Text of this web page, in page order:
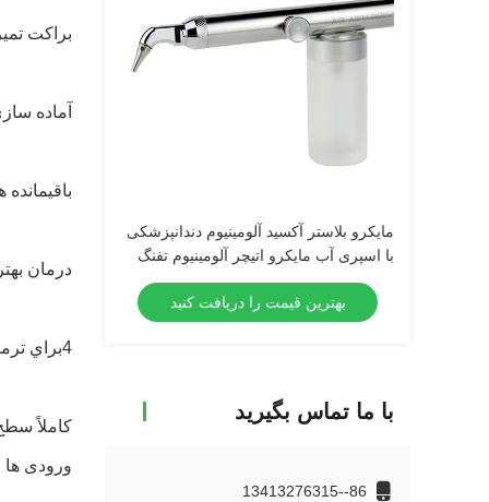
مایکرو بلاستر آکسید آلومینیوم دندانپزشکی
با اسپری آب مایکرو اتیچر آلومینیوم تفنگ
شن و ماسه پاک کننده هوا ابزار
دندانپزشکیبهترین قیمت را دریافت کنید
با ما تماس بگیرید
86--13413276315
براکت تمیز
آماده
درمان
4براي ترميم دندون ها درخواست بده
کاملاً
ورودی ها